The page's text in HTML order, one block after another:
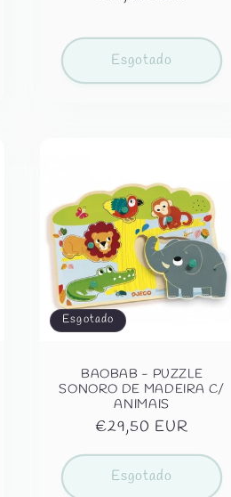
Esgotado
Esgotado
BAOBAB - PUZZLE
SONORO DE MADEIRA C/
ANIMAIS
Preço
€29,50 EUR
Esgotado